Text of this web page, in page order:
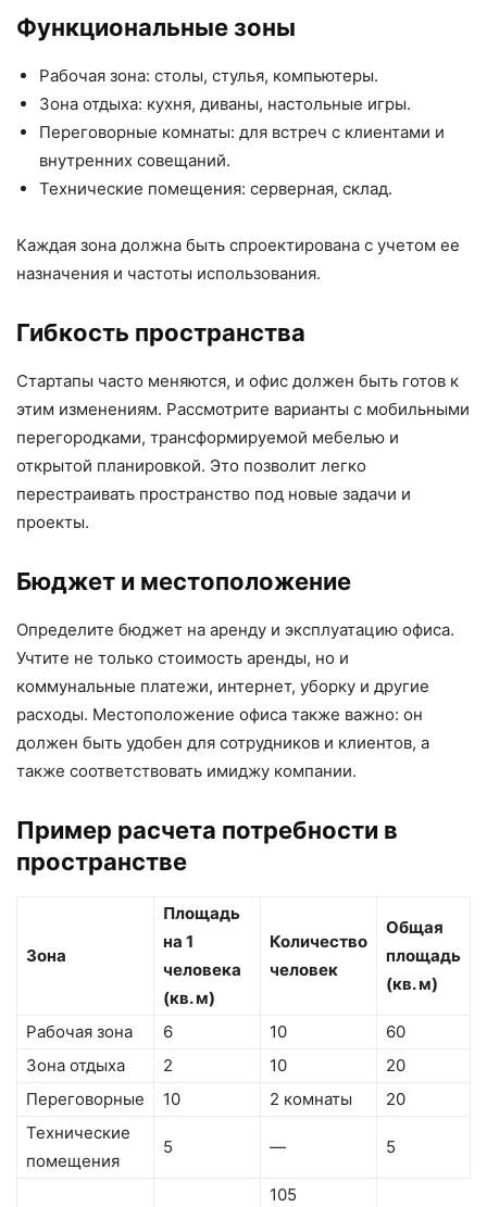
Функциональные зоны
Рабочая зона: столы, стулья, компьютеры.
Зона отдыха: кухня, диваны, настольные игры.
Переговорные комнаты: для встреч с клиентами и
внутренних совещаний.
Технические помещения: серверная, склад.
Каждая зона должна быть спроектирована с учетом ее
назначения и частоты использования.
Гибкость пространства
Стартапы часто меняются, и офис должен быть готов к
этим изменениям. Рассмотрите варианты с мобильными
перегородками, трансформируемой мебелью и
открытой планировкой. Это позволит легко
перестраивать пространство под новые задачи и
проекты.
Бюджет и местоположение
Определите бюджет на аренду и эксплуатацию офиса.
Учтите не только стоимость аренды, но и
коммунальные платежи, интернет, уборку и другие
расходы. Местоположение офиса также важно: он
должен быть удобен для сотрудников и клиентов, а
также соответствовать имиджу компании.
Пример расчета потребности в
пространстве
Зона
Площадь
на 1
человека
(кв. м)
Количество
человек
Общая
площадь
(кв. м)
Рабочая зона 6 10
60
Зона отдыха
2 10
20
Переговорные
10 2 комнаты
20
Технические
помещения
5 — 5
105